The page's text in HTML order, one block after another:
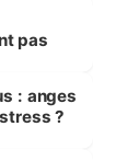
pas
: anges
?